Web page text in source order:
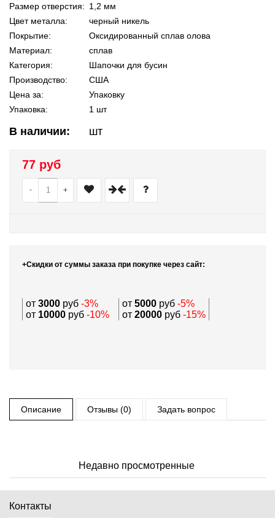
Размер отверстия: 1,2 мм
Цвет металла:
черный никель
Покрытие:
Оксидированный сплав олова
Материал:
сплав
Категория:
Шапочки для бусин
Производство:
США
Цена за:
Упаковку
Упаковка:
1 шт
В наличии: шт
77 руб
- +
+Скидки от суммы заказа при покупке через сайт:
от 3000 руб -3% от 5000 руб -5%
от 10000 руб -10% от 20000 руб -15%
Описание Отзывы (0) Задать вопрос
Недавно просмотренные
Контакты